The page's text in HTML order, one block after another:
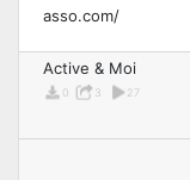
asso.com/
Active & Moi
0 3 27